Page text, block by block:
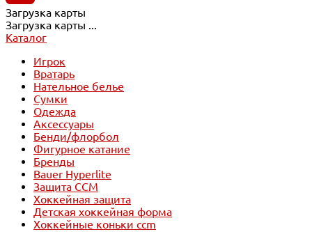
Загрузка карты
Загрузка карты ...
Каталог
Игрок
Вратарь
Нательное белье
Сумки
Одежда
Аксессуары
Бенди/флорбол
Фигурное катание
Бренды
Bauer Hyperlite
Защита CCM
Хоккейная защита
Детская хоккейная форма
Хоккейные коньки ccm